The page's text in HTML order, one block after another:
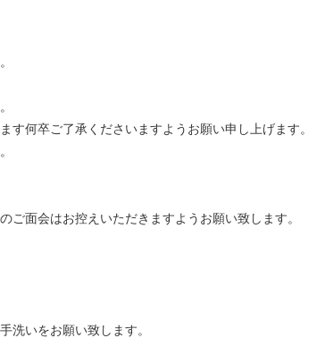
す何卒ご了承くださいますようお願い申し上げます。
ご面会はお控えいただきますようお願い致します。
洗いをお願い致します。